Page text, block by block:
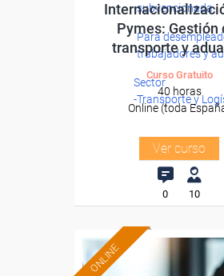
subvencionada.
Para
trabajadores y
Sector
-Transporte y
Pymes: Gestión
transporte y
Curso Gratuito
40 horas
Online (toda
Ver curso
0 10
ONLINE